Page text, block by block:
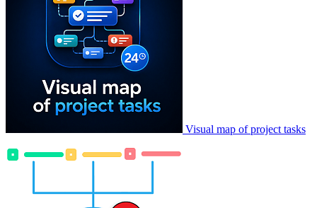
Visual map of project tasks